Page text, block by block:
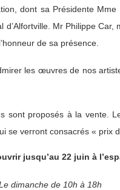
dont sa Présidente
d’Alfortville. Mr Philippe
de sa présence.
les œuvres de nos
sont proposés à la vente.
se verront consacrés « prix
jusqu’au 22 juin à
dimanche de 10h à 18h